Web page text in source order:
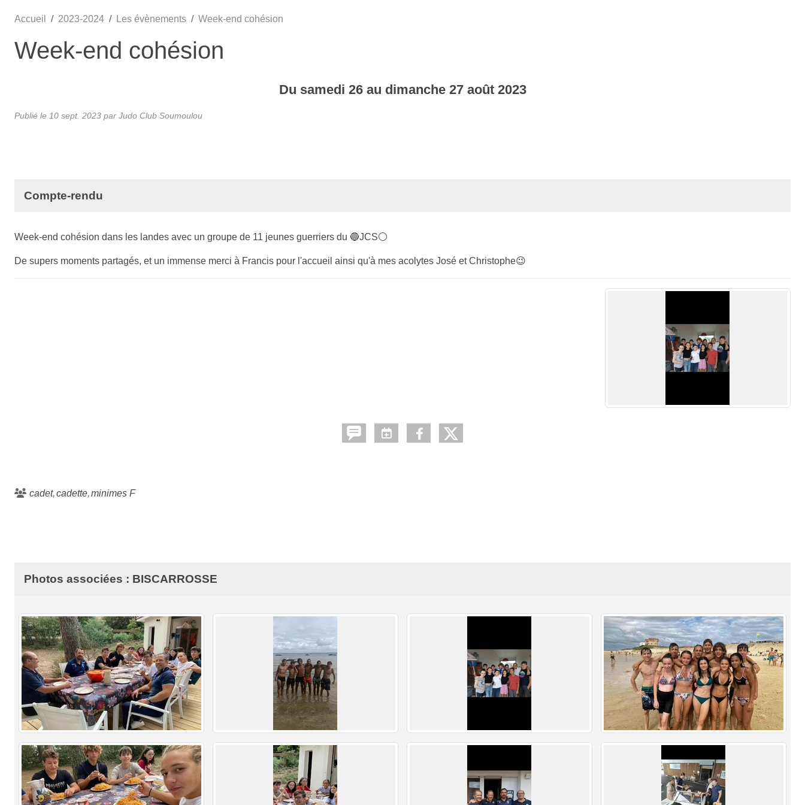
Accueil 2023-2024 Les évènements Week-end cohésion
Week-end cohésion
Du samedi 26au dimanche 27 août 2023
Publié le 10 sept. 2023 par Judo Club Soumoulou
Compte-rendu
Week-end cohésion dans les landes avec un groupe de 11 jeunes guerriers du 🔵JCS⚪️
De supers moments partagés, et un immense merci à Francis pour l'accueil ainsi qu'à mes acolytes José et Christophe😉
cadet cadette minimes F
Photos associées : BISCARROSSE